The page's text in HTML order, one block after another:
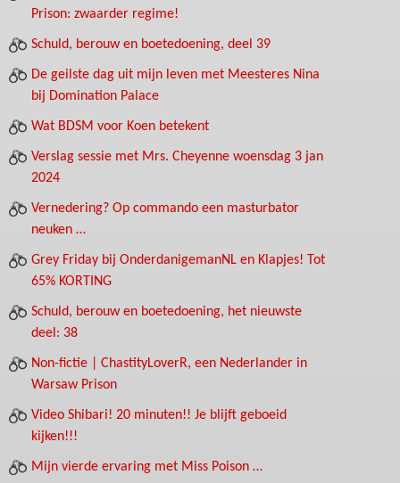
Prison: zwaarder regime!
Schuld, berouw en boetedoening, deel 39
De geilste dag uit mijn leven met Meesteres Nina
bij Domination Palace
Wat BDSM voor Koen betekent
Verslag sessie met Mrs. Cheyenne woensdag 3 jan
2024
Vernedering? Op commando een masturbator
neuken …
Grey Friday bij OnderdanigemanNL en Klapjes! Tot
65% KORTING
Schuld, berouw en boetedoening, het nieuwste
deel: 38
Non-fictie | ChastityLoverR, een Nederlander in
Warsaw Prison
Video Shibari! 20 minuten!! Je blijft geboeid
kijken!!!
Mijn vierde ervaring met Miss Poison …